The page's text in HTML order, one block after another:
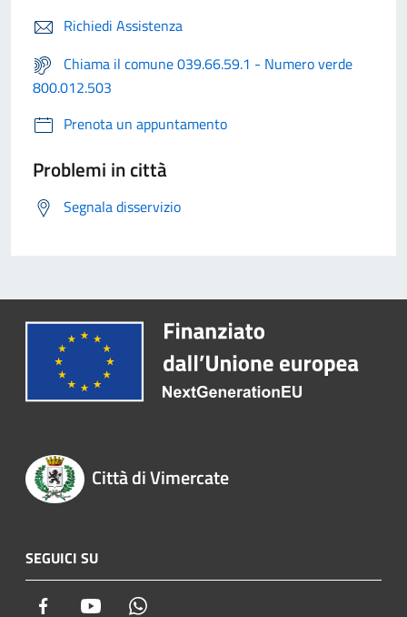
Richiedi Assistenza
Chiama il comune 039.66.59.1 - Numero verde
800.012.503
Prenota un appuntamento
Problemi in città
Segnala disservizio
Città di Vimercate
SEGUICI SU
Facebook Youtube